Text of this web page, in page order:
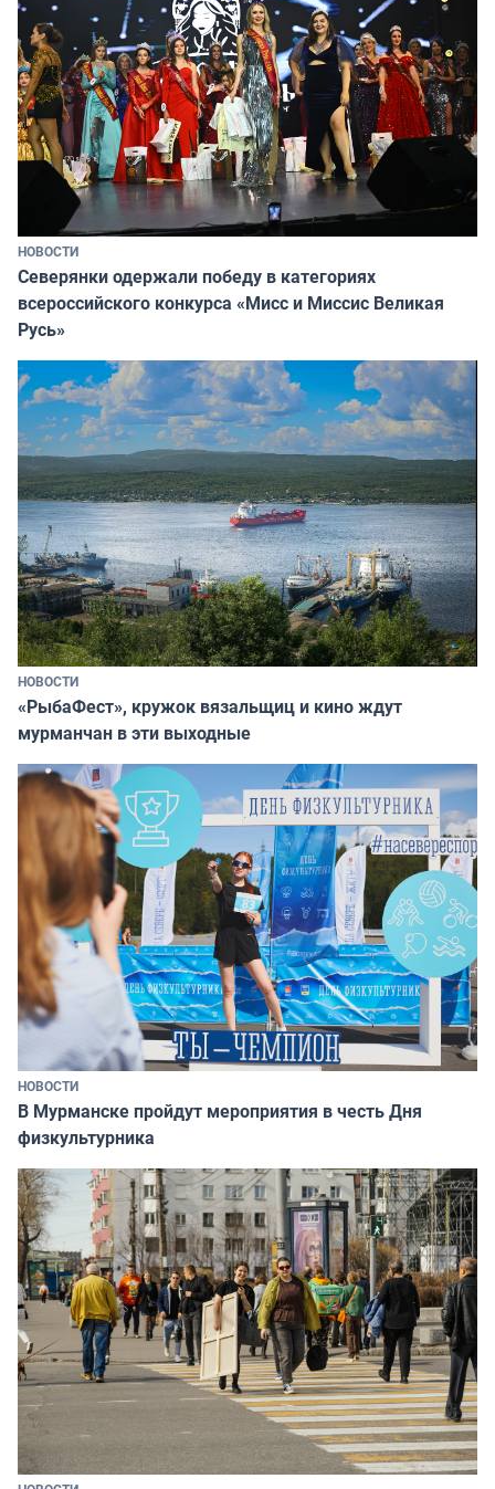
НОВОСТИ
Северянки одержали победу в категориях
всероссийского конкурса «Мисс и Миссис Великая
Русь»
НОВОСТИ
«РыбаФест», кружок вязальщиц и кино ждут
мурманчан в эти выходные
НОВОСТИ
В Мурманске пройдут мероприятия в честь Дня
физкультурника